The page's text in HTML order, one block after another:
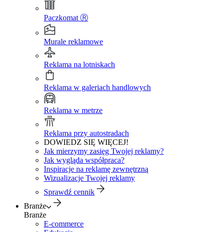
Paczkomat Ⓡ
Murale reklamowe
Reklama na lotniskach
Reklama w galeriach handlowych
Reklama w metrze
Reklama przy autostradach
DOWIEDZ SIĘ WIĘCEJ!
Jak mierzymy zasięg Twojej reklamy?
Jak wygląda współpraca?
Inspiracje na reklamę zewnętrzną
Wizualizacje Twojej reklamy
Sprawdź cennik
Branże
Branże
E-commerce